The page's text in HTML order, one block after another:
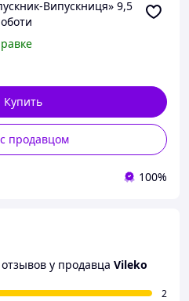
Випускниця» 9,5
Купить
продавцом
100%
у продавца Vileko
2